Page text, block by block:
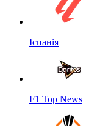
Іспанія
F1 Top News